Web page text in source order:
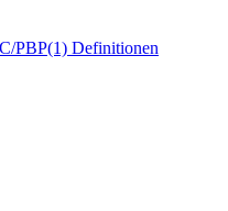
PBP(1) Definitionen